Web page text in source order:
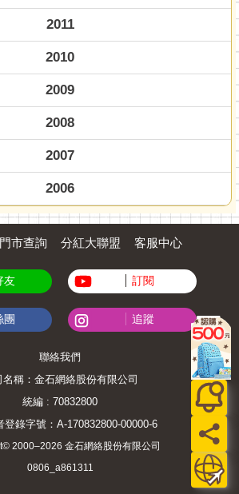
2011
2010
2009
2008
2007
2006
門市查詢 分紅大聯盟 客服中心
友 訂閱
團 追蹤
聯絡我們
名稱：金石網絡股份有限公司
統編 : 70832800
登錄字號：A-170832800-00000-6
2000–2026 金石網絡股份有限公司
0806_a861311